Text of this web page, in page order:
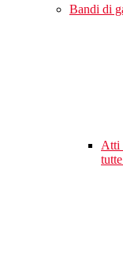
Bandi di
Atti